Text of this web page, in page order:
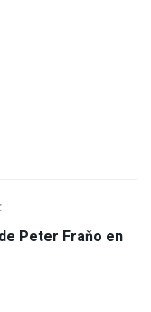
Peter Fraňo en